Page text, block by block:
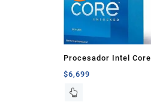
Procesador Intel Core
I5-13600kf 3.5Ghz 14
Núcleos 20 Hilos LGA
$6,699